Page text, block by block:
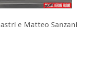
e Matteo Sanzani